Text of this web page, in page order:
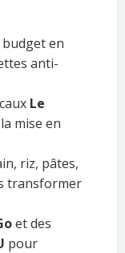
en
anti-
Le
mise en
riz, pâtes,
transformer
et des
pour